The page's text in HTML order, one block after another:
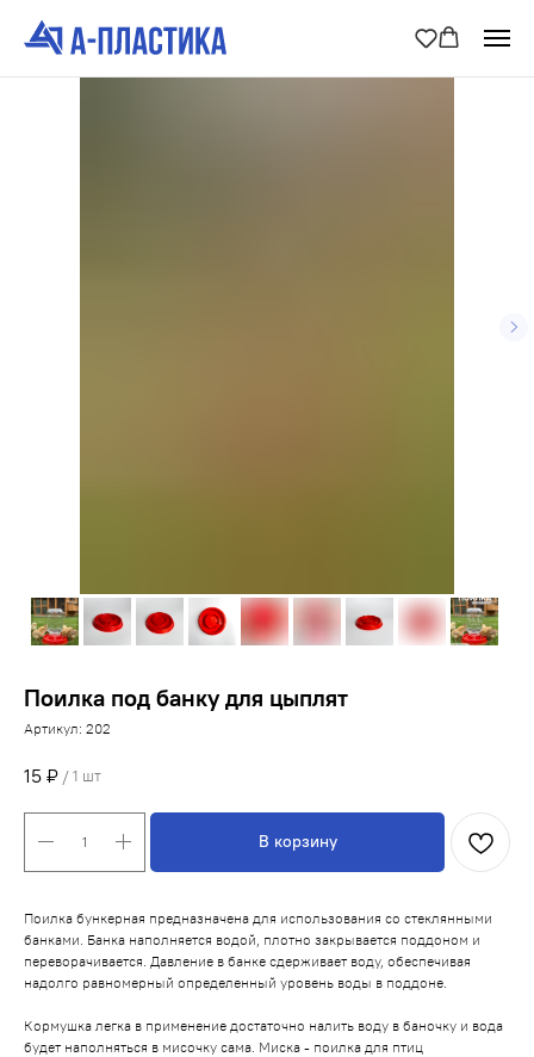
Поилка под банку для цыплят
Артикул: 202
15 ₽ /1 шт
В корзину
Поилка бункерная предназначена для использования со стеклянными
банками. Банка наполняется водой, плотно закрывается поддоном и
переворачивается. Давление в банке сдерживает воду, обеспечивая
надолго равномерный определенный уровень воды в поддоне.
Кормушка легка в применение достаточно налить воду в баночку и вода
будет наполняться в мисочку сама. Миска - поилка для птиц